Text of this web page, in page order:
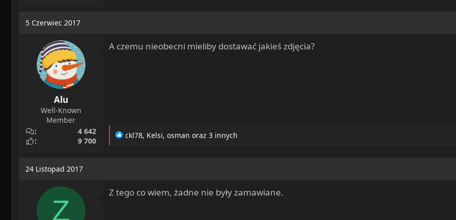
5 Czerwiec 2017
Alu
Well-Known
Member
4 642
9 700
A czemu nieobecni mieliby dostawać jakieś zdjęcia?
R
o
ckl78, Kelsi, osman oraz 3 innych
24 Listopad 2017
Z
Z tego co wiem, żadne nie były zamawiane.